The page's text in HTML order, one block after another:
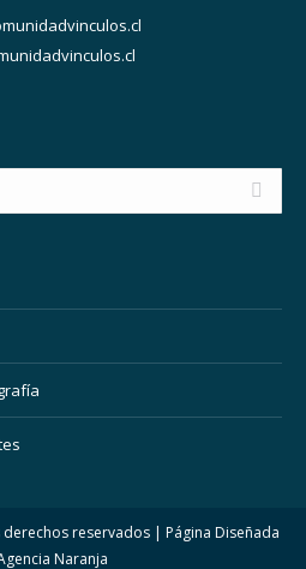
reservados | Página Diseñada
Naranja